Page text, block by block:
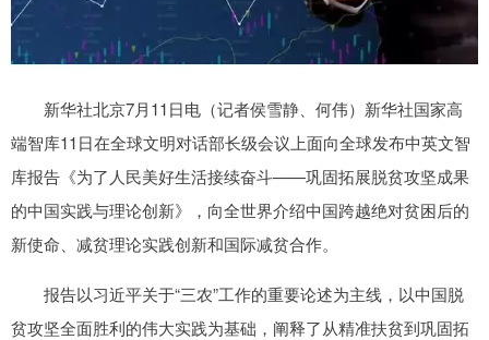
新华社北京7月11日电（记者侯雪静、何伟）新华社国家高
端智库11日在全球文明对话部长级会议上面向全球发布中英文智
库报告《为了人民美好生活接续奋斗——巩固拓展脱贫攻坚成果
的中国实践与理论创新》，向全世界介绍中国跨越绝对贫困后的
新使命、减贫理论实践创新和国际减贫合作。
报告以习近平关于“三农”工作的重要论述为主线，以中国脱
贫攻坚全面胜利的伟大实践为基础，阐释了从精准扶贫到巩固拓